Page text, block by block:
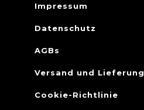
Impressum
Datenschutz
AGBs
Versand und Lieferung
Cookie-Richtlinie